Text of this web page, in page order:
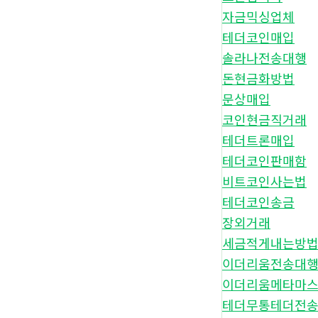
자금믹싱업체
테더코인매입
솔라나전송대행
돈현금화방법
문상매입
코인현금직거래
테더트론매입
테더코인판매함
비트코인사는법
테더코인송금
장외거래
세금적게내는방법
이더리움전송대행
이더리움메타마
테더무통테더전